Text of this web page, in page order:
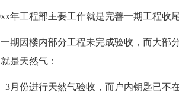
工程部主要工作就是完善一期工程收
因楼内部分工程未完成验收，而大部
是天然气：
份进行天然气验收，而户内钥匙已不